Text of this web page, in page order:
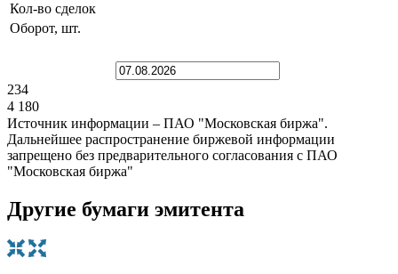
Кол-во сделок
Оборот, шт.
234
4 180
Источник информации – ПАО "Московская биржа".
Дальнейшее распространение биржевой информации
запрещено без предварительного согласования с ПАО
"Московская биржа"
Другие бумаги эмитента